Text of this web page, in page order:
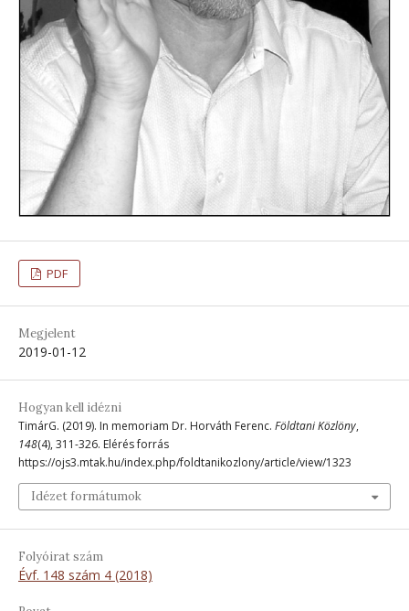
PDF
Megjelent
2019-01-12
Hogyan kell idézni
TimárG. (2019). In memoriam Dr. Horváth Ferenc. Földtani Közlöny,
148(4), 311-326. Elérés forrás
https://ojs3.mtak.hu/index.php/foldtanikozlony/article/view/1323
Idézet formátumok
Folyóirat szám
Évf. 148 szám 4 (2018)